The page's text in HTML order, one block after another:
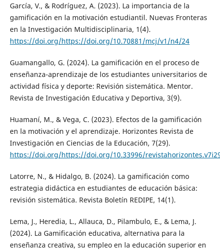
García, V., & Rodríguez, A. (2023). La importancia de la
gamificación en la motivación estudiantil. Nuevas Fronteras
en la Investigación Multidisciplinaria, 1(4).
https://doi.org/https://doi.org/10.70881/mcj/v1/n4/24
Guamangallo, G. (2024). La gamificación en el proceso de
enseñanza-aprendizaje de los estudiantes universitarios de
actividad física y deporte: Revisión sistemática. Mentor.
Revista de Investigación Educativa y Deportiva, 3(9).
Huamaní, M., & Vega, C. (2023). Efectos de la gamificación
en la motivación y el aprendizaje. Horizontes Revista de
Investigación en Ciencias de la Educación, 7(29).
https://doi.org/https://doi.org/10.33996/
Latorre, N., & Hidalgo, B. (2024). La gamificación como
estrategia didáctica en estudiantes de educación básica:
revisión sistemática. Revista Boletín REDIPE, 14(1).
Lema, J., Heredia, L., Allauca, D., Pilambulo, E., & Lema, J.
(2024). La Gamificación educativa, alternativa para la
enseñanza creativa, su empleo en la educación superior en